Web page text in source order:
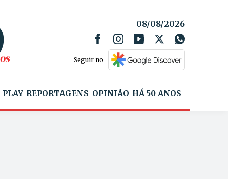
08/08/2026
Seguir no
PLAY REPORTAGENS OPINIÃO HÁ 50 ANOS